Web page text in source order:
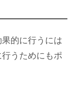
的に行うには
うためにもポ